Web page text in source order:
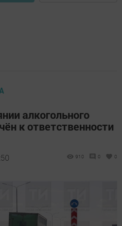
алкогольного
к ответственности
910 0 0